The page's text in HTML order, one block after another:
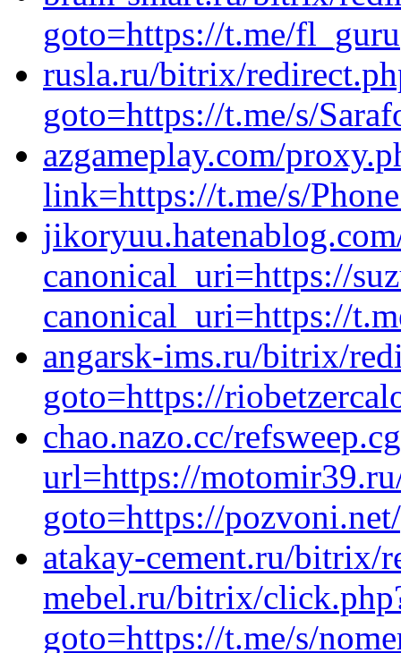
goto=https://t.me/fl_guru
rusla.ru/bitrix/
goto=https://t.me/s/
azgameplay.com/
link=https://t.me/s/
canonical_uri=https://
canonical_uri=https://
angarsk-ims.ru/bitrix/
goto=https://
chao.nazo.cc/
url=https://
goto=https://
atakay-cement.ru/bitrix/
mebel.ru/bitrix/
goto=https://t.me/s/